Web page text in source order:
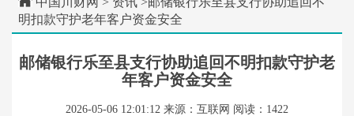
明扣款守护老年客户资金安全
邮储银行乐至县支行协助追回不明扣款守护老
年客户资金安全
2026-05-06 12:01:12 来源：互联网 阅读：1422